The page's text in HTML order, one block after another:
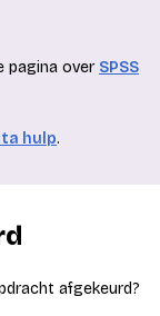
pagina over SPSS
hulp.
afgekeurd?